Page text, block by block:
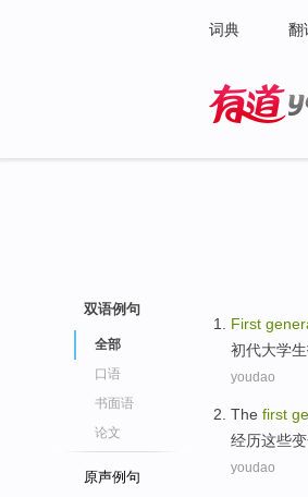
词典 翻
双语例句
全部
口语
书面语
论文
原声例句
First
初代大学生
youdao
The first
经历这些
youdao